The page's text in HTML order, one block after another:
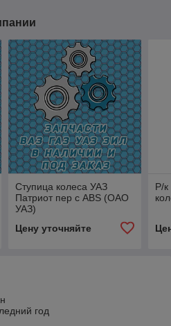
Ступица колеса УАЗ
Патриот пер с ABS (ОАО
УАЗ)
Цену уточняйте
Р/к
год